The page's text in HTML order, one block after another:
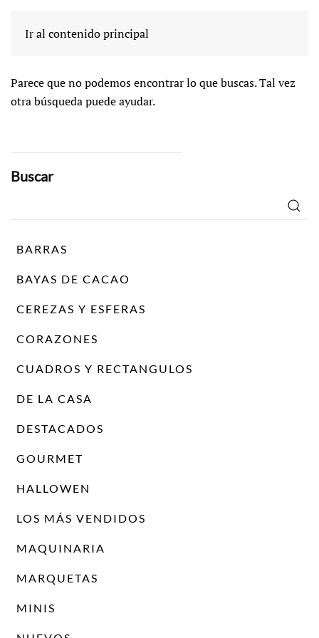
Ir al contenido principal
No se encuentra
Parece que no podemos encontrar lo que buscas. Tal vez
otra búsqueda puede ayudar.
Buscar
por:
BARRAS
BAYAS DE CACAO
CEREZAS Y ESFERAS
CORAZONES
CUADROS Y RECTANGULOS
DE LA CASA
DESTACADOS
GOURMET
HALLOWEN
LOS MÁS VENDIDOS
MAQUINARIA
MARQUETAS
MINIS